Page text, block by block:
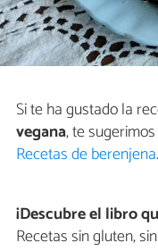
Si te ha gustado la
vegana, te
Recetas de berenjena.
¡Descubre el libro
Recetas sin gluten,